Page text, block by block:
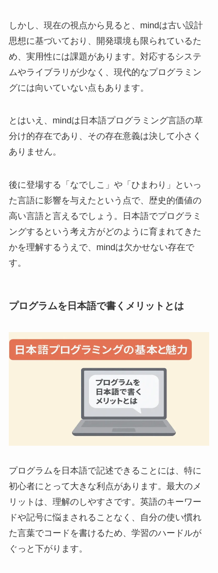
しかし、現在の視点から見ると、mindは古い設計
思想に基づいており、開発環境も限られているた
め、実用性には課題があります。対応するシステ
ムやライブラリが少なく、現代的なプログラミン
グには向いていない点もあります。
とはいえ、mindは日本語プログラミング言語の草
分け的存在であり、その存在意義は決して小さく
ありません。
後に登場する「なでしこ」や「ひまわり」といっ
た言語に影響を与えたという点で、歴史的価値の
高い言語と言えるでしょう。日本語でプログラミ
ングするという考え方がどのように育まれてきた
かを理解するうえで、mindは欠かせない存在で
す。
プログラムを日本語で書くメリットとは
プログラムを日本語で記述できることには、特に
初心者にとって大きな利点があります。最大のメ
リットは、理解のしやすさです。英語のキーワー
ドや記号に悩まされることなく、自分の使い慣れ
た言葉でコードを書けるため、学習のハードルが
ぐっと下がります。